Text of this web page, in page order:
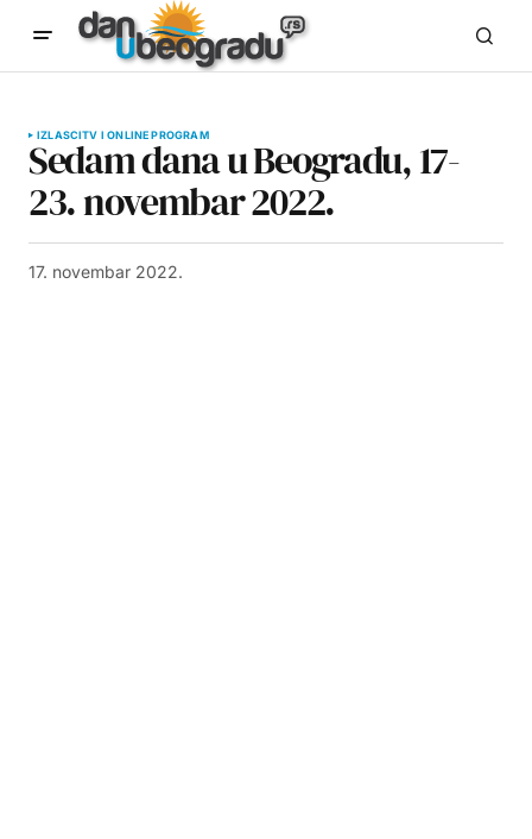
IZLASCITV I ONLINE PROGRAM
Sedam dana u Beogradu, 17-
23. novembar 2022.
17. novembar 2022.